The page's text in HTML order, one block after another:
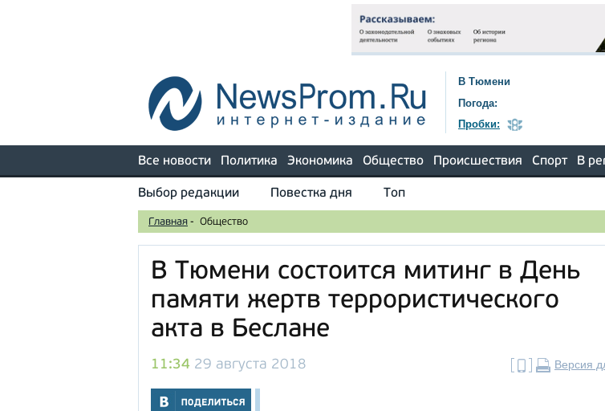
В Тюмени
Погода:
Пробки:
Все новости Политика Экономика Общество Происшествия Спорт В
Выбор редакции Повестка дня Топ
Главная - Общество
В Тюмени состоится митинг в День
памяти жертв террористического
акта в Беслане
11:34 29 августа 2018 Версия